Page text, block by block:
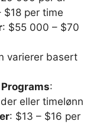
$18 per time
: $55 000 – $70
varierer basert
:
eller timelønn
: $13 – $16 per